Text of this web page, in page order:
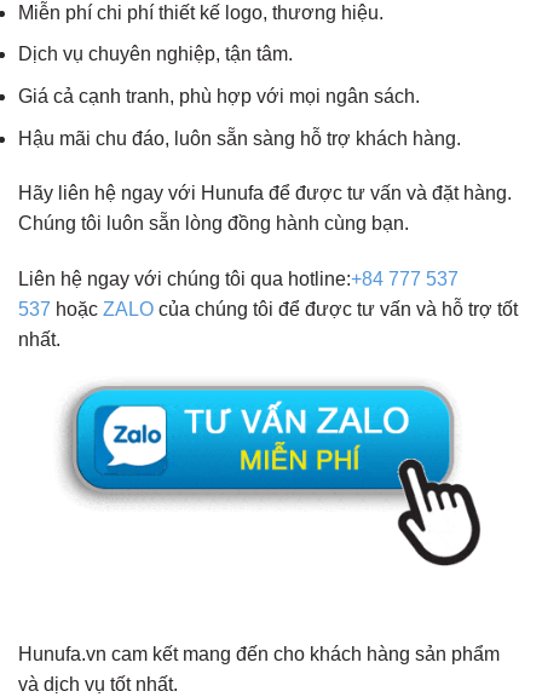
Miễn phí chi phí thiết kế logo, thương hiệu.
Dịch vụ chuyên nghiệp, tận tâm.
Giá cả cạnh tranh, phù hợp với mọi ngân sách.
Hậu mãi chu đáo, luôn sẵn sàng hỗ trợ khách hàng.
Hãy liên hệ ngay với Hunufa để được tư vấn và đặt hàng.
Chúng tôi luôn sẵn lòng đồng hành cùng bạn.
Liên hệ ngay với chúng tôi qua hotline:+84 777 537
537 hoặc ZALO của chúng tôi để được tư vấn và hỗ trợ tốt
nhất.
Hunufa.vn cam kết mang đến cho khách hàng sản phẩm
và dịch vụ tốt nhất.